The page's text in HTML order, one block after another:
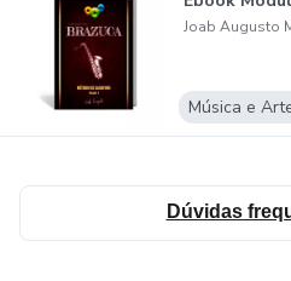
Joab Augusto
Música e
Dúvidas